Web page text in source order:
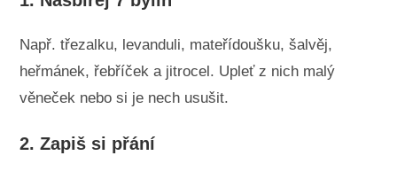
Např. třezalku, levanduli, mateřídoušku, šalvěj,
heřmánek, řebříček a jitrocel. Upleť z nich malý
věneček nebo si je nech usušit.
2.Zapiš si přání